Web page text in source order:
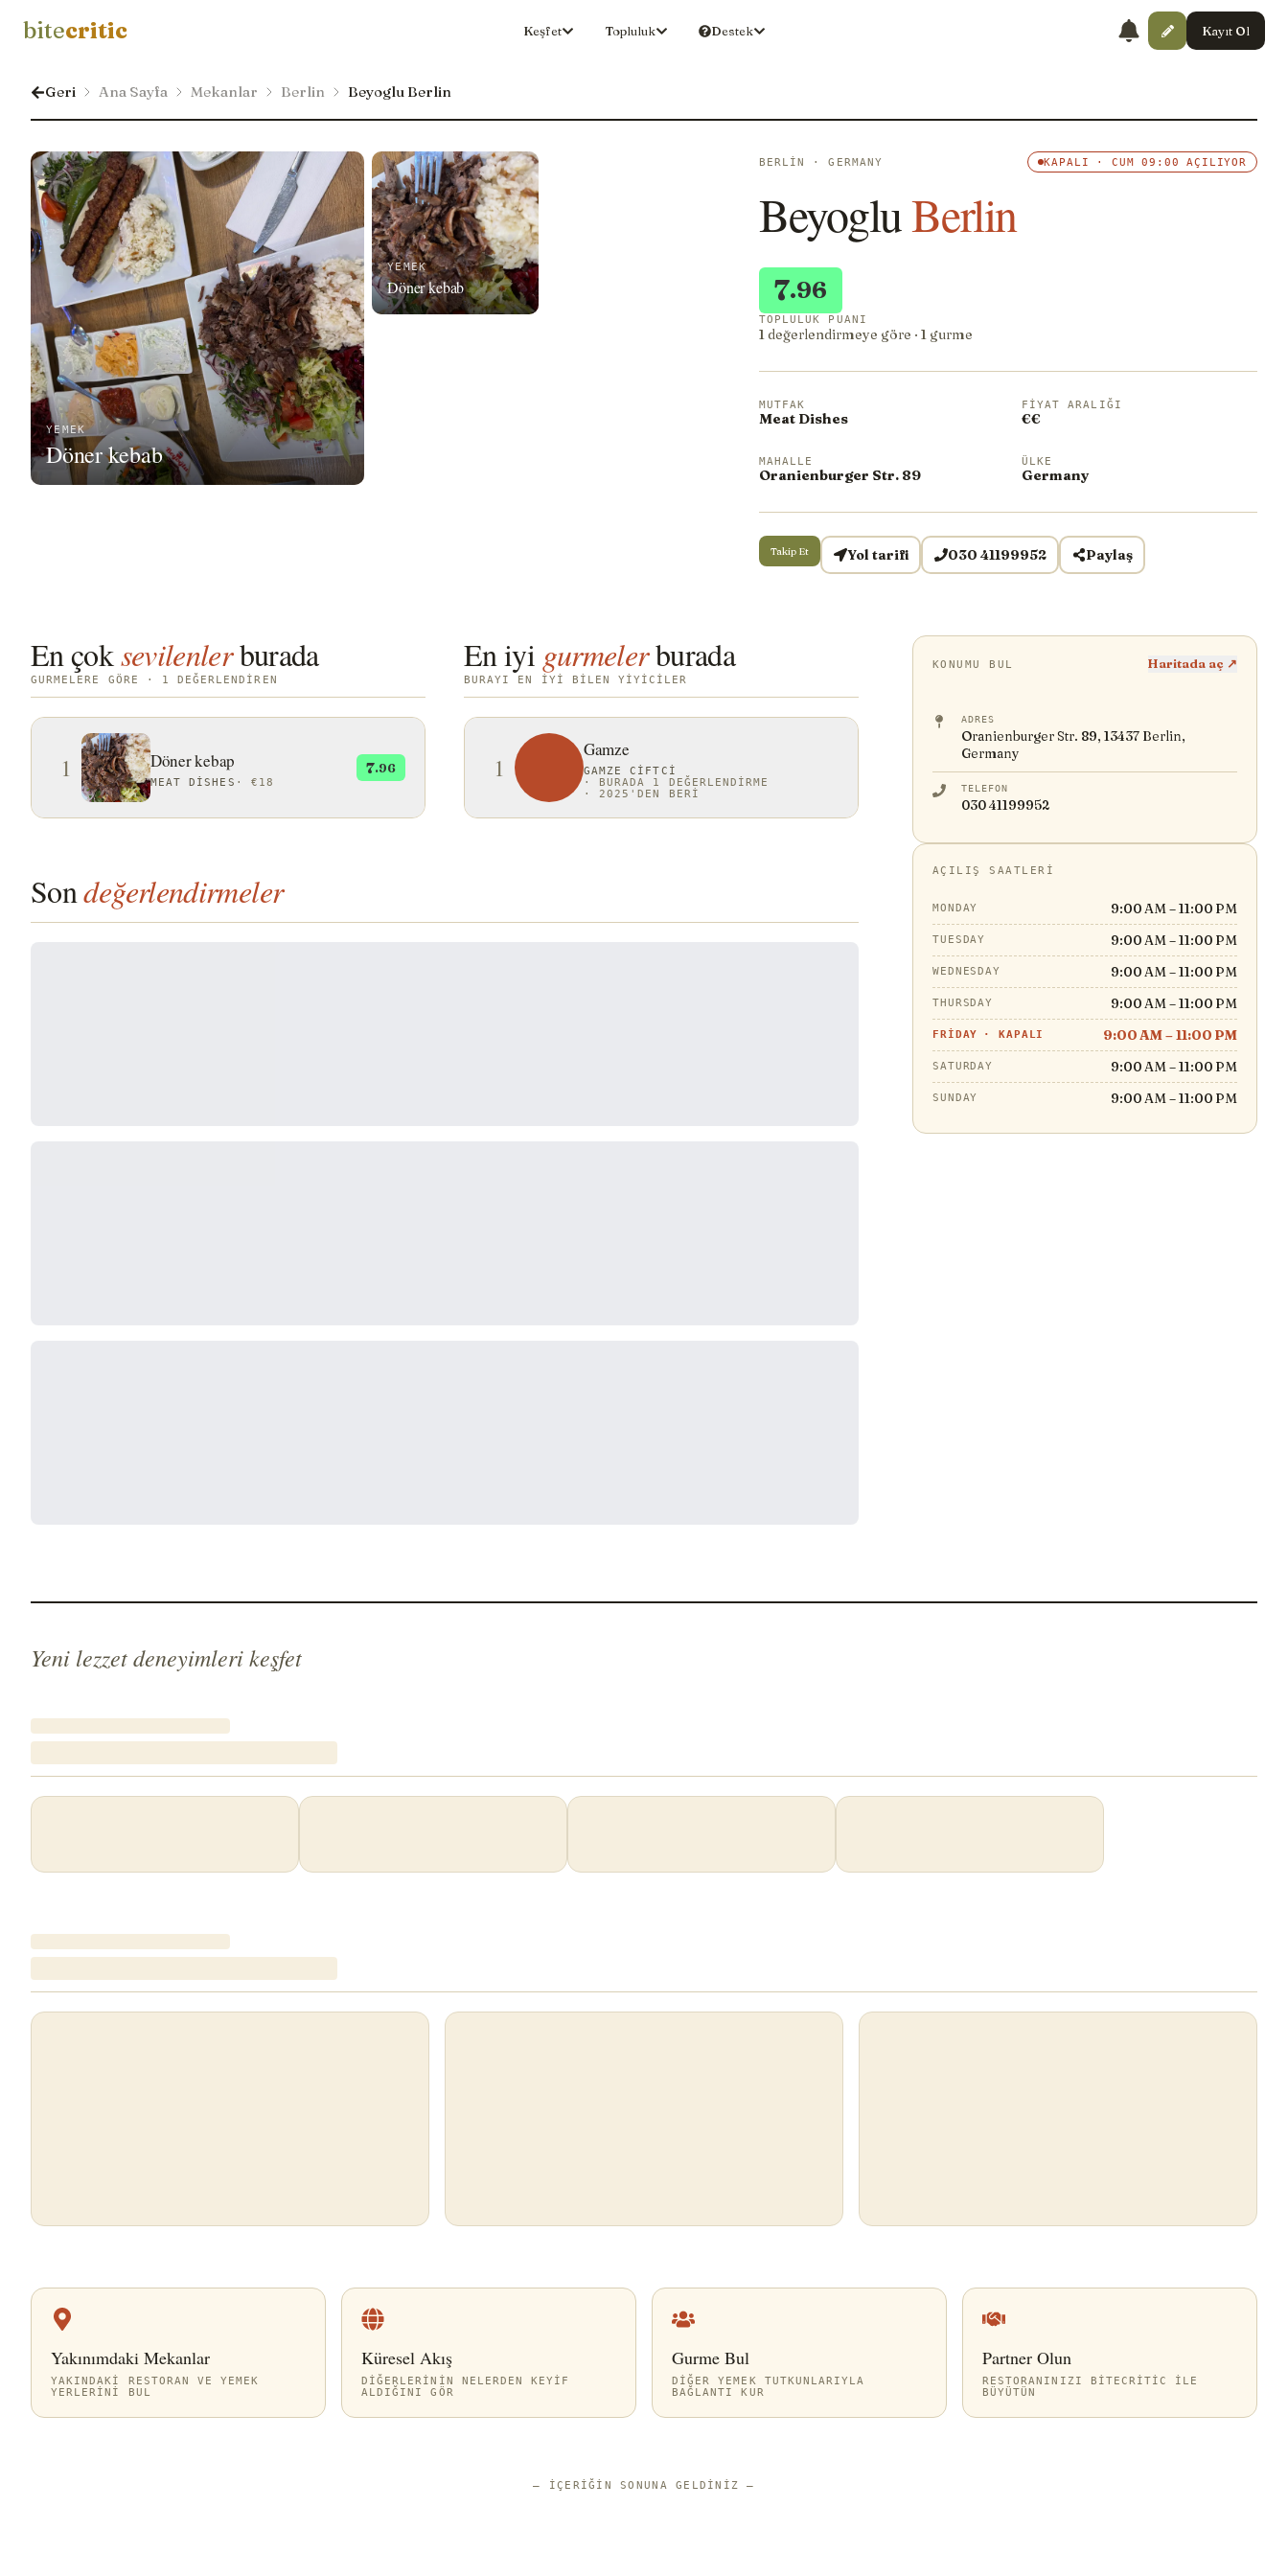
bitecritic Keşfet Topluluk Destek Kayıt Ol
Geri Ana Sayfa Mekanlar Berlin Beyoglu Berlin
YEMEK
Döner kebab
YEMEK
Döner kebab
BERLIN · GERMANY KAPALI · CUM 09:00 AÇILIYOR
BeyogluBerlin
7.96
TOPLULUK PUANI
1 değerlendirmeye göre · 1 gurme
MUTFAK
Meat Dishes
FIYAT ARALIĞI
€€
MAHALLE
Oranienburger Str. 89
ÜLKE
Germany
Takip Et Yol tarifi 030 41199952 Paylaş
En çoksevilenlerburada
GURMELERE GÖRE · 1 DEĞERLENDIREN
1 Döner kebap
MEAT DISHES · €18
7.96
En iyi gurmelerburada
BURAYI EN IYI BILEN YIYICILER
1
Gamze
GAMZE CIFTCI
· BURADA 1 DEĞERLENDIRME
· 2025'DEN BERI
Sondeğerlendirmeler
KONUMU BUL Haritada aç ↗
ADRES
Oranienburger Str. 89, 13437 Berlin,
Germany
TELEFON
030 41199952
AÇILIŞ SAATLERI
MONDAY 9:00 AM – 11:00 PM
TUESDAY 9:00 AM – 11:00 PM
WEDNESDAY 9:00 AM – 11:00 PM
THURSDAY 9:00 AM – 11:00 PM
FRIDAY ·KAPALI 9:00 AM – 11:00 PM
SATURDAY 9:00 AM – 11:00 PM
SUNDAY 9:00 AM – 11:00 PM
Yeni lezzet deneyimleri keşfet
Yakınımdaki Mekanlar
YAKINDAKI RESTORAN VE YEMEK
YERLERINI BUL
Küresel Akış
DIĞERLERININ NELERDEN KEYIF
ALDIĞINI GÖR
Gurme Bul
DIĞER YEMEK TUTKUNLARIYLA
BAĞLANTI KUR
Partner Olun
RESTORANINIZI BITECRITIC ILE
BÜYÜTÜN
— İÇERIĞIN SONUNA GELDINIZ —